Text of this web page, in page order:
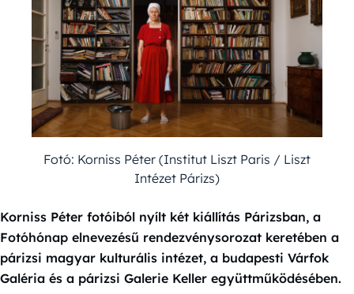
Fotó: Korniss Péter (Institut Liszt Paris / Liszt
Intézet Párizs)
Korniss Péter fotóiból nyílt két kiállítás Párizsban, a
Fotóhónap elnevezésű rendezvénysorozat keretében a
párizsi magyar kulturális intézet, a budapesti Várfok
Galéria és a párizsi Galerie Keller együttműködésében.